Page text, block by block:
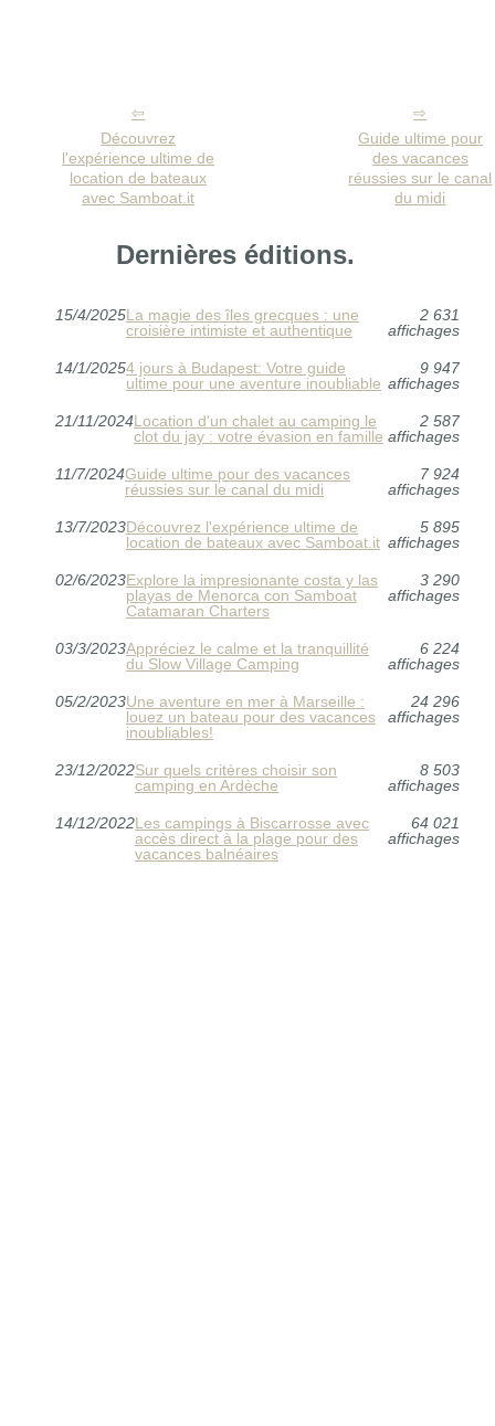
Découvrez
l'expérience ultime de
location de bateaux
avec Samboat.it
Guide ultime pour
des vacances
réussies sur le canal
du midi
Dernières éditions.
15/4/2025La magie des îles grecques : une
croisière intimiste et authentique
2 631
affichages
14/1/20254 jours à Budapest: Votre guide
ultime pour une aventure inoubliable
9 947
affichages
21/11/2024Location d'un chalet au camping le
clot du jay : votre évasion en famille
2 587
affichages
11/7/2024Guide ultime pour des vacances
réussies sur le canal du midi
7 924
affichages
13/7/2023Découvrez l'expérience ultime de
location de bateaux avec Samboat.it
5 895
affichages
02/6/2023Explore la impresionante costa y las
playas de Menorca con Samboat
Catamaran Charters
3 290
affichages
03/3/2023Appréciez le calme et la tranquillité
du Slow Village Camping
6 224
affichages
05/2/2023Une aventure en mer à Marseille :
louez un bateau pour des vacances
inoubliables!
24 296
affichages
23/12/2022Sur quels critères choisir son
camping en Ardèche
8 503
affichages
14/12/2022Les campings à Biscarrosse avec
accès direct à la plage pour des
vacances balnéaires
64 021
affichages